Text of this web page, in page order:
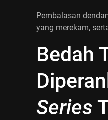
Pembalasan
yang merekam,
Bedah
Series